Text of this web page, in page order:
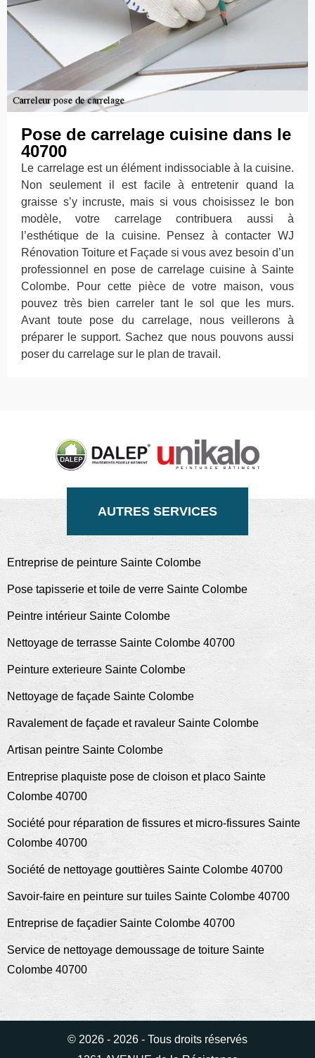
Pose de carrelage cuisine dans le
40700
Le carrelage est un élément indissociable à la cuisine.
Non seulement il est facile à entretenir quand la
graisse s’y incruste, mais si vous choisissez le bon
modèle, votre carrelage contribuera aussi à
l’esthétique de la cuisine. Pensez à contacter WJ
Rénovation Toiture et Façade si vous avez besoin d’un
professionnel en pose de carrelage cuisine à Sainte
Colombe. Pour cette pièce de votre maison, vous
pouvez très bien carreler tant le sol que les murs.
Avant toute pose du carrelage, nous veillerons à
préparer le support. Sachez que nous pouvons aussi
poser du carrelage sur le plan de travail.
AUTRES SERVICES
Entreprise de peinture Sainte Colombe
Pose tapisserie et toile de verre Sainte Colombe
Peintre intérieur Sainte Colombe
Nettoyage de terrasse Sainte Colombe 40700
Peinture exterieure Sainte Colombe
Nettoyage de façade Sainte Colombe
Ravalement de façade et ravaleur Sainte Colombe
Artisan peintre Sainte Colombe
Entreprise plaquiste pose de cloison et placo Sainte
Colombe 40700
Société pour réparation de fissures et micro-fissures Sainte
Colombe 40700
Société de nettoyage gouttières Sainte Colombe 40700
Savoir-faire en peinture sur tuiles Sainte Colombe 40700
Entreprise de façadier Sainte Colombe 40700
Service de nettoyage demoussage de toiture Sainte
Colombe 40700
© 2026 - 2026 - Tous droits réservés